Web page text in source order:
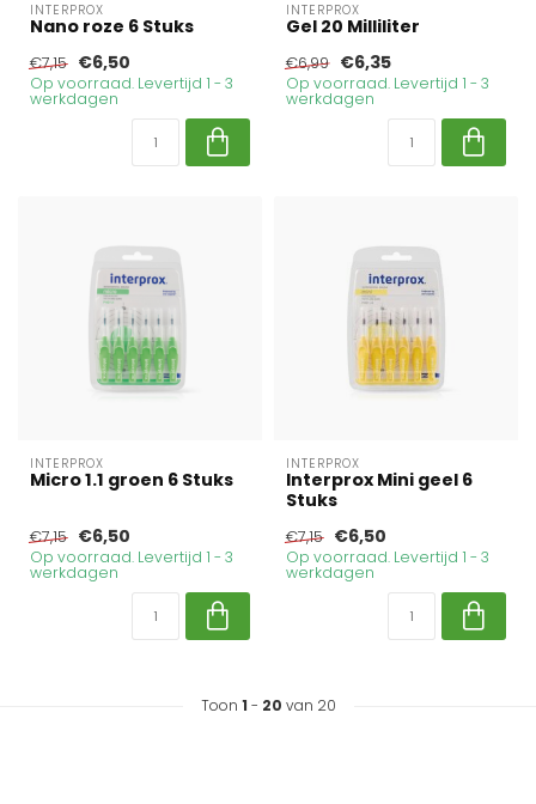
INTERPROX
Nano roze 6 Stuks
€7,15 €6,50
Op voorraad. Levertijd 1 - 3
werkdagen
INTERPROX
Gel 20 Milliliter
€6,99 €6,35
Op voorraad. Levertijd 1 - 3
werkdagen
INTERPROX
Micro 1.1 groen 6 Stuks
€7,15 €6,50
Op voorraad. Levertijd 1 - 3
werkdagen
INTERPROX
Interprox Mini geel 6
Stuks
€7,15 €6,50
Op voorraad. Levertijd 1 - 3
werkdagen
Toon 1 - 20 van 20